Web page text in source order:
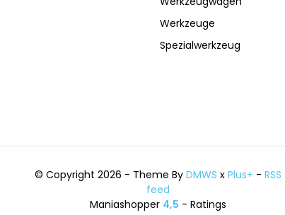
Werkzeuge
Spezialwerkzeug
© Copyright 2026 - Theme ByDMWS xPlus+ -RSS
feed
Maniashopper 4,5 - Ratings